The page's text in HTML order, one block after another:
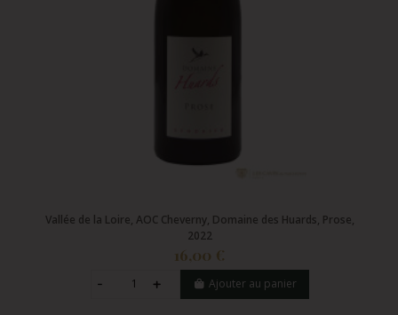
Vallée de la Loire, AOC Cheverny, Domaine des Huards, Prose,
2022
16,00 €
Ajouter au panier